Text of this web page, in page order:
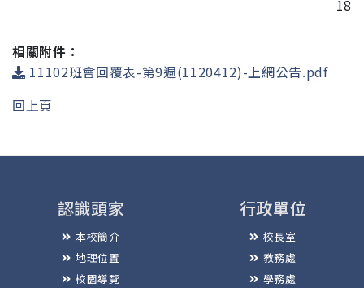
18
相關附件：
11102班會回覆表-第9週(1120412)-上網公告.pdf
回上頁
認識頭家
本校簡介
地理位置
校園導覽
行政單位
校長室
教務處
學務處